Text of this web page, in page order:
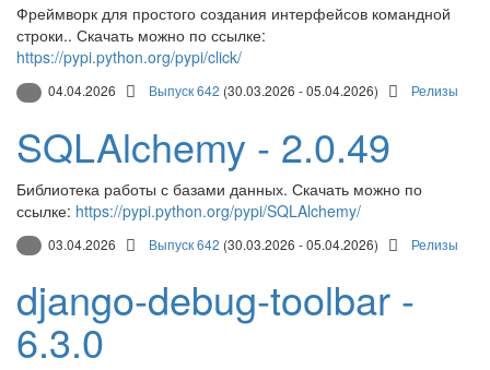
Фреймворк для простого создания интерфейсов командной
строки.. Скачать можно по ссылке:
https://pypi.python.org/pypi/click/
04.04.2026 Выпуск 642 (30.03.2026 - 05.04.2026) Релизы
SQLAlchemy - 2.0.49
Библиотека работы с базами данных. Скачать можно по
ссылке: https://pypi.python.org/pypi/SQLAlchemy/
03.04.2026 Выпуск 642 (30.03.2026 - 05.04.2026) Релизы
django-debug-toolbar -
6.3.0